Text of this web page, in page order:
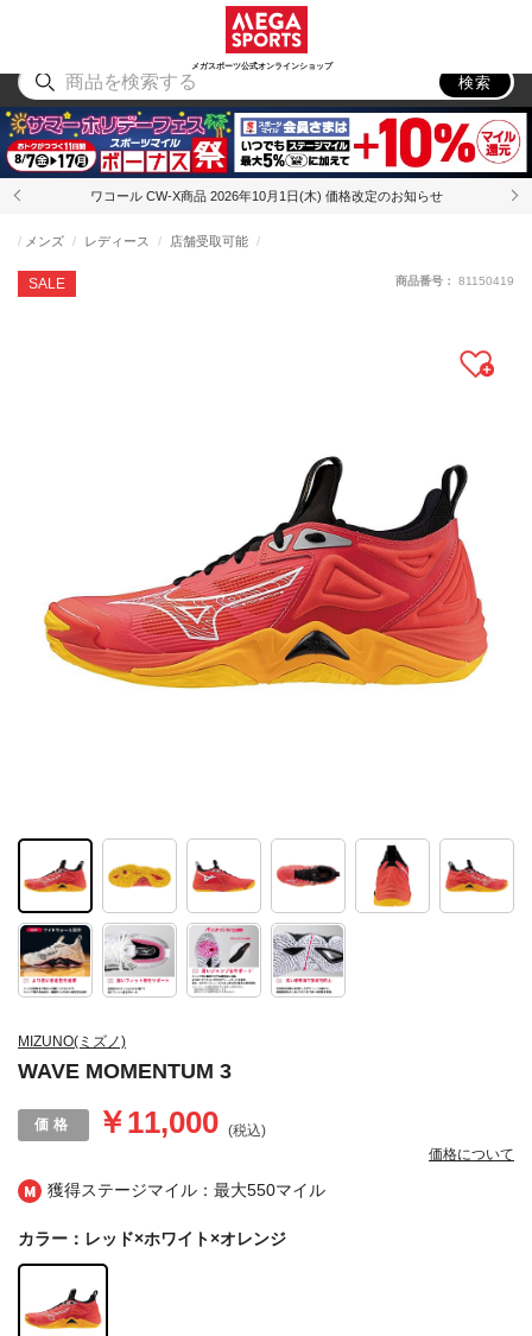
メガスポーツ公式オンラインショップ
アウトドア
検索
ワコール CW-X商品 2026年10月1日(木) 価格改定のお知らせ
獲得ステージマイル：最大550マイル
MIZUNO(ミズノ)
WAVE MOMENTUM 3
SALE
メンズ レディース 店舗受取可能
￥11,000 (税込)
価格について
商品番号： 81150419
カラー：レッド×ホワイト×オレンジ